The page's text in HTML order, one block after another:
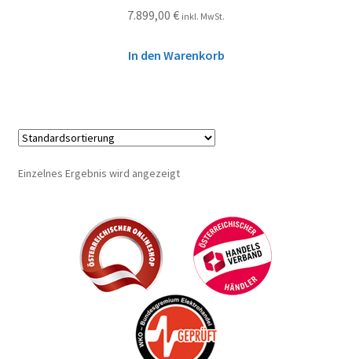
7.899,00 € inkl. MwSt.
In den Warenkorb
Einzelnes Ergebnis wird angezeigt